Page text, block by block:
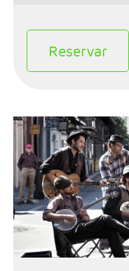
Reservar
- Salida: Lunes
- Ruta: Chicago -
New Orleans
- Categoría hotelera:
- Régimen: